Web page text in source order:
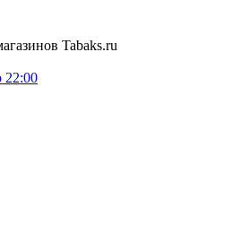
Tabaks.ru
22:00